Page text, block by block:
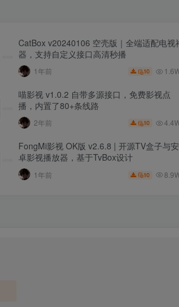
CatBox v20240106 空壳版｜全端适配电视
器，支持自定义接口高清秒播
1年前 10
喵影视 v1.0.2 自带多源接口，免费影视点
播，内置了80+条线路
2年前 10
FongMi影视 OK版 v2.6.8 | 开源TV盒子与安
卓影视播放器，基于TvBox设计
1年前 10